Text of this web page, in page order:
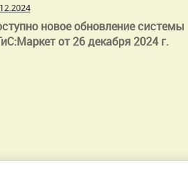
новое обновление системы
от 26 декабря 2024 г.